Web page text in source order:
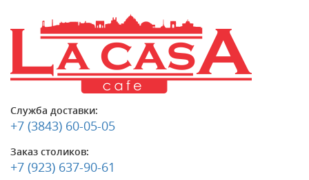
Служба доставки:
+7 (3843) 60-05-05
Заказ столиков:
+7 (923) 637-90-61